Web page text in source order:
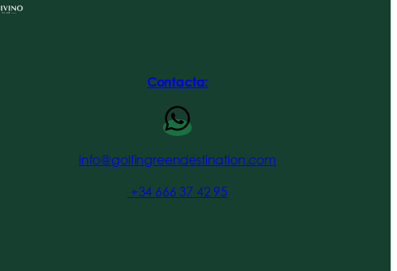
Contacta:
info@golfingreendestination.com
+34 666 37 42 95